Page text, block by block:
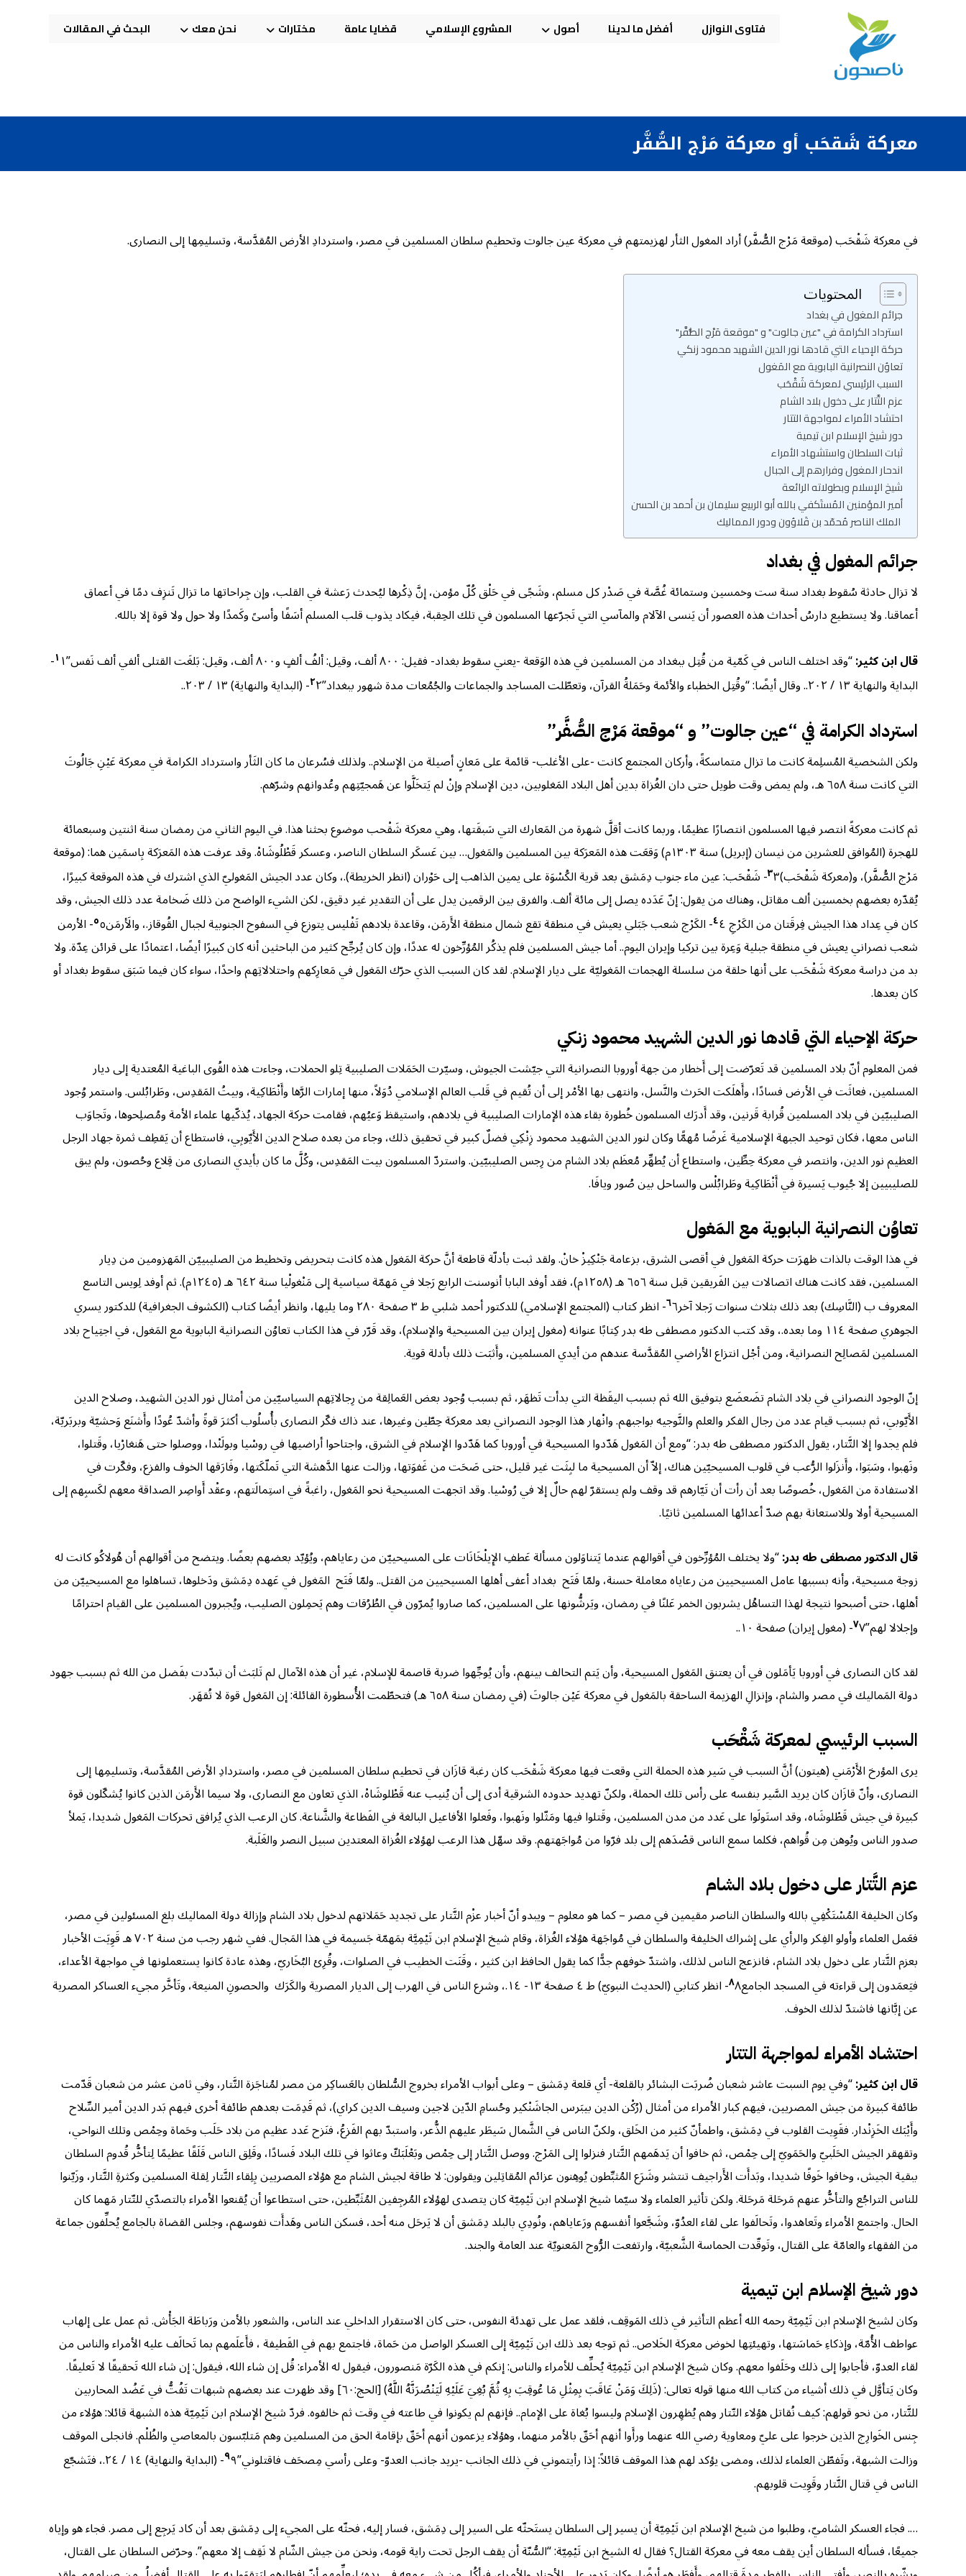
فتاوى النوازل أفضل ما لدينا أصول المشروع الإسلامي قضايا عامة مختارات نحن معك البحث في المقالات
معركة شَقحَب أو معركة مَرْج الصُّفَّر
في معركة شَقْحَب (موقعة مَرْج الصُّفَّر) أراد المغول الثأر لهزيمتهم في معركة عين جالوت وتحطيم سلطان المسلمين في مصر، واستردادِ الأرض المُقدَّسة، وتسليمِها إلى النصارى.
المحتويات
جرائم المغول في بغداد
استرداد الكرامة في "عين جالوت" و "موقعة مَرْج الصُّفَّر"
حركة الإحياء التي قادها نور الدين الشهيد محمود زنكي
تعاوُن النصرانية البابوية مع المَغول
السبب الرئيسي لمعركة شَقْحَب
عزم التَّتار على دخول بلاد الشام
احتشاد الأمراء لمواجهة التتار
دور شيخ الإسلام ابن تيمية
ثبات السلطان واستشهاد الأمراء
اندحار المغول وفرارهم إلى الجبال
شيخ الإسلام وبطولاته الرائعة
أمير المؤمنين المُستَكفي بالله أبو الربيع سليمان بن أحمد بن الحسن
الملك الناصر مُحمّد بن قَلاوُون ودور المماليك
جرائم المغول في بغداد
لا تزال حادثة سُقوط بغداد سنة ست وخمسين وستمائة غُصَّة في صَدْر كل مسلم، وشَجًى في حَلْق كُلّ مؤمن، إنَّ ذِكْرها ليُحدث رَعشة في القلب، وإن جِراحاتها ما تزال تَنزِف دمًا في أعماق
أعماقنا. ولا يستطيع دارسُ أحداث هذه العصور أن يَنسى الآلام والمآسي التي تَجرّعها المسلمون في تلك الحِقبة، فيكاد يذوب قلب المسلم أسَفًا وأسىً وكَمدًا ولا حول ولا قوة إلا بالله.
قال ابن كثير:“وقد اختلف الناس في كَمّية من قُتِل ببغداد من المسلمين في هذه الوَقعة -يعني سقوط بغداد- فقيل: ٨٠٠ ألف، وقيل: ألفُ ألفٍ و٨٠٠ ألف، وقيل: بَلغَت القتلى ألفي ألف نَفس” ١١-
البداية والنهاية ١٣ / ٢٠٢.
. وقال أيضًا: “وقُتِل الخطباء والأئمة وحَمَلةُ القرآن، وتعطّلت المساجد والجماعات والجُمُعات مدة شهور ببغداد” ٢٢- (البداية والنهاية) ١٣ / ٢٠٣. .
استرداد الكرامة في “عين جالوت” و “موقعة مَرْج الصُّفَّر”
ولكن الشخصية المُسلِمة كانت ما تزال متماسكةً، وأركان المجتمع كانت -على الأغلب- قائمة على مَعانٍ أصيلة من الإسلام.. ولذلك فسُرعان ما كان الثَأر واسترداد الكرامة في معركة عَيْنِ جَالُوتَ
التي كانت سنة ٦٥٨ هـ، ولم يمض وقت طويل حتى دان الغُزاة بدين أهل البلاد المَغلوبين، دين الإسلام وإنْ لم يَتخَلَّوا عن هَمجيّتِهم وعُدوانهم وشرّهم.
ثم كانت معركةً انتصر فيها المسلمون انتصارًا عظيمًا، وربما كانت أقلَّ شهرة من المَعارك التي سَبقَتها، وهي معركة شَقْحب موضوع بحثنا هذا. في اليوم الثاني من رمضان سنة اثنتين وسبعمائة
للهجرة (المُوافق للعشرين من نيسان (إبريل) سنة ١٣٠٣م) وَقعَت هذه المَعرَكة بين المسلمين والمَغول… بين عَسكَر السلطان الناصر، وعسكر قَطْلُوشَاهْ. وقد عرفت هذه المَعرَكة بِاسمَين هما: (موقعة
مَرْج الصُّفَّر)، و(معركة شَقْحَب) ٣٣- شَقْحَب: عين ماء جنوب دِمَشق بعد قرية الكُسْوَة على يمين الذاهب إلى حَوْران (انظر الخريطة).
، وكان عدد الجيش المَغوليّ الذي اشترك في هذه الموقعة كبيرًا،
يُقدّره بعضهم بخمسين ألف مقاتل، وهناك من يقول: إنّ عَدَده يصل إلى مائة ألف. والفرق بين الرقمين يدل على أن التقدير غير دقيق، لكن الشيء الواضح من ذلك ضَخامة عدد ذلك الجيش، وقد
كان في عِداد هذا الجيش فِرقَتان من الكَرْجِ ٤٤- الكَرْج شعب جَبَلي يعيش في منطقة تقع شمال منطقة الأَرمَن، وقاعدة بلادهم تَفْليس يتوزع في السفوح الجنوبية لجبال القُوقاز. ، والَأرمَن ٥٥- الأرمن
شعب نصراني يعيش في منطقة جبلية وَعِرة بين تركيا وإيران اليوم.. أما جيش المسلمين فلم يذكُر المُؤرِّخون له عددًا، وإن كان يُرجِّح كثير من الباحثين أنه كان كبيرًا أيضًا، اعتمادًا على قرائن عِدّة. ولا
بد من دراسة معركة شَقْحَب على أنها حلقة من سلسلة الهجمات المَغوليّة على ديار الإسلام. لقد كان السبب الذي حرّك المَغول في مَعارِكهم واحتلالاتِهم واحدًا، سواء كان فيما سَبَق سقوط بغداد أو
كان بعدها.
حركة الإحياء التي قادها نور الدين الشهيد محمود زنكي
فمن المعلوم أنّ بلاد المسلمين قد تَعرّضت إلى أَخطار من جهة أوروبا النصرانية التي جيّشت الجيوش، وسيّرت الحَمَلات الصليبية تِلو الحملات، وجاءت هذه القُوى الباغية المُعتدية إلى ديار
المسلمين، فعاثَت في الأرض فسادًا، وأَهلَكت الحَرث والنَّسل، وانتهى بها الأمْر إلى أن تُقيم في قَلب العالم الإسلامي دُوَلاً، منها إمارات الرَّها وأَنْطَاكِية، وبيتُ المَقدِس، وطَرابُلس. واستمر وُجود
الصليبيّين في بلاد المسلمين قُرابة قَرنين، وقد أَدرَك المسلمون خُطورة بقاء هذه الإمارات الصليبية في بلادهم، واستيقظ وَعيُهم، فقامت حركة الجهاد، يُذكّيها علماء الأمة ومُصلِحوها، وتَجاوَب
الناس معها، فكان توحيد الجبهة الإسلامية غَرضًا مُهمًّا وكان لنور الدين الشهيد محمود زِنْكِي فضلٌ كبير في تحقيق ذلك، وجاء من بعده صلاح الدين الأَيّوبِي، فاستطاع أن يَقطِف ثمرة جهاد الرجل
العظيم نور الدين، وانتصر في معركة حِطِّين، واستطاع أن يُطهِّر مُعظَم بلاد الشام من رِجس الصليبيّين. واستردّ المسلمون بيت المَقدِس، وكُلَّ ما كان بأيدي النصارى من قِلاع وحُصون، ولم يبق
للصليبيين إلا جُيوب يَسيرة في أَنْطَاكِية وطَرابُلْس والساحل بين صُور ويافَا.
تعاوُن النصرانية البابوية مع المَغول
في هذا الوقت بالذات ظهرَت حركة المَغول في أقصى الشرق، بزعامة جَنْكِيزْ خانْ. ولقد ثبت بأدلّة قاطعة أنَّ حركة المَغول هذه كانت بتحريض وتخطيط من الصليبييّن المَهزومين من دِيار
المسلمين، فقد كانت هناك اتصالات بين الفَريقين قبل سنة ٦٥٦ هـ (١٢٥٨م)، فقد أوفد البابا أنوسنت الرابع رَجلا في مَهمّة سياسية إلى مَنْغولْيا سنة ٦٤٢ هـ (١٢٤٥م). ثم أوفد لِويس التاسع
المعروف ب (النَّاسِك) بعد ذلك بثلاث سنوات رَجلا آخر ٦
٦- انظر كتاب (المجتمع الإسلامي) للدكتور أحمد شلبي ط ٣ صفحة ٢٨٠ وما يليها، وانظر أيضًا كتاب (الكشوف الجغرافية) للدكتور يسري
الجوهري صفحة ١١٤ وما بعده.
، وقد كتب الدكتور مصطفى طه بدر كِتابًا عنوانه (مغول إيران بين المسيحية والإسلام)، وقد قَرّر في هذا الكتاب تعاوُن النصرانية البابوية مع المَغول، في اجتِياح بلاد
المسلمين لمَصالِح النصرانية، ومن أجْل انتزاع الأراضي المُقدَّسة عندهم من أيدي المسلمين، وأَثبَت ذلك بأدلة قوية.
إنّ الوجود النصراني في بلاد الشام تضَعضَع بتوفيق الله ثم بسبب اليقَظة التي بدأت تَظهَر، ثم بسبب وُجود بعض العَمالِقة من رِجالاتِهم السياسيّين من أمثال نور الدين الشهيد، وصلاح الدين
الأَيّوبي، ثم بسبب قيام عدد من رجال الفكر والعلم والتَّوجيه بواجبهم. وانْهار هذا الوجود النصراني بعد معركة حِطّين وغيرها، عند ذاك فكّر النصارى بأُسلُوب أكثرَ قوةً وأشدّ عُودًا وأَشنَع وَحشيّة وبربَريّة،
فلم يجدوا إلا التَّتار، يقول الدكتور مصطفى طه بدر: “ومع أن المَغول هَدّدوا المسيحية في أوروبا كما هَدّدوا الإسلام في الشرق، واجتاحوا أراضيها في روسْيا وبولَنْدا، ووصلوا حتى هَنغارْيا، وقَتلوا،
ونَهبوا، وسَبَوا، وأَنزَلوا الرُّعب في قلوب المسيحيّين هناك، إلاّ أن المسيحية ما لبِثَت غير قليل، حتى صَحَت من غَفوَتها، وزالت عنها الدَّهشة التي تَملّكَتها، وفَارَقها الخوف والفزع، وفكّرت في
الاستفادة من المَغول، خُصوصًا بعد أن رأت أن تَيّارهم قد وقف ولم يستقرّ لهم حالٌ إلا في رُوسْيا. وقد اتجهت المسيحية نحو المَغول، راغبةً في استِمالَتهم، وعقْد أَواصِر الصداقة معهم لكَسبِهم إلى
المسيحية أولا وللاستعانة بهم ضدّ أعدائها المسلمين ثانيًا.
قال الدكتور مصطفى طه بدر:“ولا يختلف المُؤرِّخون في أقوالهم عندما يَتناوَلون مسألة عَطفِ الإِيلْخَانَات على المسيحييّن من رعاياهم، ويُؤيّد بعضهم بعضًا. ويتضح من أقوالهم أن هُولاكُو كانت له
زوجة مسيحية، وأنه بسببها عامل المسيحيين من رعاياه معاملة حسنة، ولمّا فَتَح بغداد أعفى أهلها المسيحيين من القتل.. ولمّا فَتَح المَغول في عَهده دِمَشق ودَخلوها، تساهلوا مع المسيحييّن من
أهلها، حتى أصبحوا نتيجة لهذا التساهُل يشربون الخمر عَلنًا في رمضان، ويَرشُّونها على المسلمين، كما صاروا يُمرّون في الطُرُقات وهم يَحمِلون الصليب، ويُجبرون المسلمين على القيام احترامًا
وإجلالا لهم” ٧٧- (مغول إيران) صفحة ١٠.
.
لقد كان النصارى في أوروبا يَأمَلون في أن يعتنق المَغول المسيحية، وأن يَتم التحالف بينهم، وأن يُوجِّهوا ضربة قاصمة للإسلام، غير أن هذه الآمال لم تَلبَث أن تبدّدت بفَضل من الله ثم بسبب جهود
دولة المَماليك في مصر والشام، وإنزالِ الهزيمة الساحقة بالمَغول في معركة عَيْن جالوتَ (في رمضان سنة ٦٥٨ هـ) فتحطّمت الأُسطورة القائلة: إن المَغول قوة لا تُقهَر.
السبب الرئيسي لمعركة شَقْحَب
يرى المؤرخ الأَرْمَني (هيتون) أنَّ السبب في سَير هذه الحملة التي وقعت فيها معركة شَقْحَب كان رغبة قازَان في تحطيم سلطان المسلمين في مصر، واستردادِ الأرض المُقدَّسة، وتسليمِها إلى
النصارى، وأنّ قازَان كان يريد السَّير بنفسه على رأس تلك الحملة، ولكنّ تهديد حدوده الشرقية أدى إلى أن يُنيب عنه قَطْلوشَاهْ، الذي تعاون مع النصارى، ولا سيما الأَرمَن الذين كانوا يُشكّلون قوة
كبيرة في جيش قَطْلوشَاه، وقد استَولَوا على عَدد من مدن المسلمين، وقَتلوا فيها ومَثّلوا ونَهبوا، وفَعلوا الأفاعيل البالغة في الفَظاعة والشَّناعة. كان الرعب الذي يُرافق تحركات المَغول شديدا، يَملأ
صدور الناس ويُوهن مِن قُواهم، فكلما سمع الناس قصْدَهم إلى بلد فرّوا من مُواجَهتهم. وقد سهّل هذا الرعب لهؤلاء الغُزاة المعتدين سبيل النصر والغَلَبة.
عزم التَّتار على دخول بلاد الشام
وكان الخليفة المُسْتَكْفِي بالله والسلطان الناصر مقيمين في مصر – كما هو معلوم – ويبدو أنّ أخبار عزْم التَّتار على تجديد حَمَلاتهم لدخول بلاد الشام وإزالة دولة المماليك بلغ المسئولين في مصر،
فعَمل العلماء وأولو الفِكر والرأي على إشراك الخليفة والسلطان في مُواجَهة هؤلاء الغُزاة، وقام شيخ الإسلام ابن تَيْمِيَّة بمَهمّة جَسيمة في هذا المَجال. ففي شهر رجب من سنة ٧٠٢ هـ قَوِيَت الأخبار
بعزم التَّتار على دخول بلاد الشام، فانزعج الناس لذلك، واشتدّ خوفهم جدًّا كما يقول الحافظ ابن كثير ، وقَنَت الخطيب في الصلوات، وقُرِئ البُخَاريّ، وهذه عادة كانوا يستعملونها في مواجهة الأعداء،
فيَعمَدون إلى قراءته في المسجد الجامع ٨٨- انظر كتابي (الحديث النبويّ) ط ٤ صفحة ١٣- ١٤.
، وشرع الناس في الهرب إلى الديار المصرية والكَرَك والحصونِ المنيعة، وتَأخَّر مجيء العساكر المصرية
عن إبَّانها فاشتدّ لذلك الخوف.
احتشاد الأمراء لمواجهة التتار
قال ابن كثير:“وفي يوم السبت عاشر شعبان ضُربَت البشائر بالقلعة- أي قلعة دِمَشق – وعلى أبواب الأمراء بخروج السُّلطان بالعَساكِر من مصر لمُناجَزة التَّتار، وفي ثامن عشر من شعبان قَدّمت
طائفة كبيرة من جيش المصريين، فيهم كبار الأمراء من أمثال (رُكْن الدين بيبَرس الجاشَنْكير وحُسامِ الدّين لاجين وسيف الدين كراي)، ثم قَدِمَت بعدهم طائفة أخرى فيهم بَدر الدين أمير السِّلاح
وأَيْبَك الخَزِنْدار. فقَوِيت القلوب في دِمَشق، واطمأنّ كثير من الخَلق، ولكنّ الناس في الشَّمال سَيطَر عليهم الذُّعر، واستبدّ بهم الفَزعُ، فنَزح عَدد عظيم من بلاد حَلَب وحَماة وحِمْص وتلك النواحي،
وتقهقر الجيش الحَلَبيّ والحَمَويّ إلى حِمْص، ثم خافوا أن يَدهَمهم التَّتار فنزلوا إلى المَرْج. ووصل التَّتار إلى حِمْص وبَعْلَبَكّ وعاثوا في تلك البلاد فَسادًا، وقَلِق الناس قَلَقًا عظيمًا لِتأخُّر قُدوم السلطان
ببقية الجيش، وخافوا خَوفًا شديدا، وبَدأَت الأَراجيف تنتشر وشَرَع المُثبِّطون يُوهِنون عزائم المُقاتِلين ويقولون: لا طاقة لجيش الشام مع هؤلاء المصريين بِلِقاء التَّتار لِقلة المسلمين وكثرةِ التَّتار، وزَيّنوا
للناس التراجُع والتأخُّر عنهم مَرحَلة مَرحَلة. ولكن تأثير العلماء ولا سيّما شيخ الإسلام ابن تَيْمِيّة كان يتصدى لهؤلاء المُرجِفين المُثَبِّطين، حتى استطاعوا أن يُقنعوا الأمراء بالتصدّي للتّتار مَهما كان
الحال. واجتمع الأمراء وتَعاهدوا، وتَحالَفوا على لقاء العدُوّ، وشَجَّعوا أنفسهم ورَعاياهم، ونُودِي بالبلد دِمَشق أن لا يَرحَل منه أحد، فسكن الناس وهَدأَت نفوسهم، وجلس القضاة بالجامع يُحلِّفون جماعة
من الفقهاء والعامّة على القتال، وتَوقّدت الحماسة الشَّعبيّة، وارتفعت الرُّوح المَعنويّة عند العامة والجند.
دور شيخ الإسلام ابن تيمية
وكان لشيخ الإسلام ابن تَيْمِيّة رحمه الله أعظم التأثير في ذلك المَوقِف، فلقد عمل على تهدئة النفوس، حتى كان الاستقرار الداخلي عند الناس، والشعور بالأمن ورَباطَة الجَأْش. ثم عمل على إلهاب
عواطف الأُمّة، وإذكاءِ حَماسَتها، وتهيئتِها لخوض معركة الخَلاص.. ثم توجه بعد ذلك ابن تَيْمِيّة إلى العسكر الواصل من حَماة، فاجتمع بهم في القَطيفة ، فأَعلَمهم بما تَحالَف عليه الأمراء والناس من
لقاء العدوّ، فأجابوا إلى ذلك وحَلَفوا معهم. وكان شيخ الإسلام ابن تَيْمِيّة يُحلِّف للأمراء والناس: إنكم في هذه الكَرّة مَنصورون، فيقول له الأمراء: قُل إن شاء الله، فيقول: إن شاء الله تَحقيقًا لا تَعليقًا.
وكان يَتأوَّل في ذلك أشياء من كتاب الله منها قوله تعالى: (ذَلِكَ وَمَنْ عَاقَبَ بِمِثْلِ مَا عُوقِبَ بِهِ ثُمَّ بُغِيَ عَلَيْهِ لَيَنْصُرَنَّهُ اللَّهُ) [الحج:٦٠] وقد ظهرت عند بعضهم شبهات تَفُتُّ في عَضُد المحاربين
للتَّتار، من نحو قولهم: كيف نُقاتل هؤلاء التّتار وهم يُظهِرون الإسلام وليسوا بُغاة على الإمام.. فإنهم لم يكونوا في طاعته في وقت ثم خالفوه. فردّ شيخ الإسلام ابن تَيْمِيّة هذه الشبهة قائلا: هؤلاء من
جِنس الخَوارِج الذين خرجوا على عليّ ومعاوية رضي الله عنهما ورأَوا أنهم أحَقّ بالأمر منهما، وهؤلاء يزعمون أنهم أحَقّ بإقامة الحق من المسلمين وهم مَتلبّسون بالمعاصي والظُلْم. فانجلى الموقف
وزالت الشبهة، وتَفطّن العلماء لذلك، ومضى يؤكد لهم هذا الموقف قائلاً: إذا رأيتموني في ذلك الجانب -يريد جانب العدوّ- وعلى رأسي مِصحَف فاقتلوني” ٩٩- (البداية والنهاية) ١٤ / ٢٤.
، فتَشجّع
الناس في قتال التَّتار وقَوِيت قلوبهم.
…. فجاء العسكر الشاميّ، وطلبوا من شيخ الإسلام ابن تَيْمِيّة أن يسير إلى السلطان يستَحثّه على السير إلى دِمَشق، فسار إليه، فحثّه على المجيء إلى دِمَشق بعد أن كاد يَرجِع إلى مصر. فجاء هو وإياه
جميعًا، فسأله السلطان أين يقف معه في معركة القتال؟ فقال له الشيخ ابن تَيْمِيّة: “السُّنّة أن يقف الرجل تحت راية قومه، ونحن من جيش الشّام لا نَقِف إلا معهم”. وحرّض السلطان على القتال،